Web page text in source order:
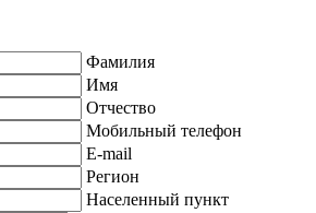
Фамилия
Имя
Отчество
Мобильный телефон
E-mail
Регион
Населенный пункт